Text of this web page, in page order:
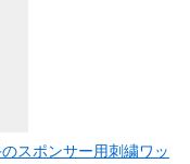
スポンサー用刺繍ワッ